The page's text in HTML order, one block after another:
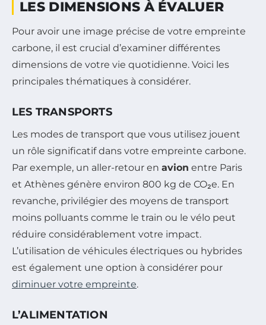
LES DIMENSIONS À ÉVALUER
Pour avoir une image précise de votre empreinte
carbone, il est crucial d’examiner différentes
dimensions de votre vie quotidienne. Voici les
principales thématiques à considérer.
LES TRANSPORTS
Les modes de transport que vous utilisez jouent
un rôle significatif dans votre empreinte carbone.
Par exemple, un aller-retour en avion entre Paris
et Athènes génère environ 800 kg de CO₂e. En
revanche, privilégier des moyens de transport
moins polluants comme le train ou le vélo peut
réduire considérablement votre impact.
L’utilisation de véhicules électriques ou hybrides
est également une option à considérer pour
diminuer votre empreinte.
L’ALIMENTATION